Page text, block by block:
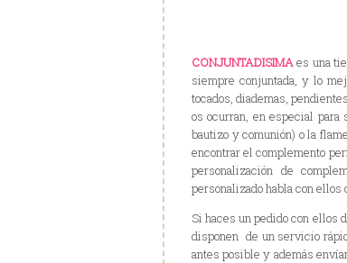
CONJUNTADISIMAes una
siempre conjuntada, y lo
tocados, diademas,
os ocurran, en especial para
bautizo y comunión) o la
encontrar el complemento
personalización de
personalizado habla con
Si haces un pedido con ellos
disponen de un servicio
antes posible y además